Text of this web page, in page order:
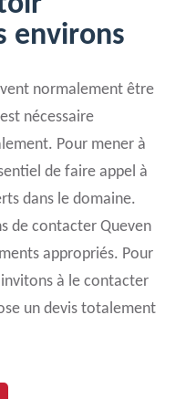
environs
normalement être
nécessaire
Pour mener à
de faire appel à
dans le domaine.
de contacter Queven
appropriés. Pour
à le contacter
un devis totalement